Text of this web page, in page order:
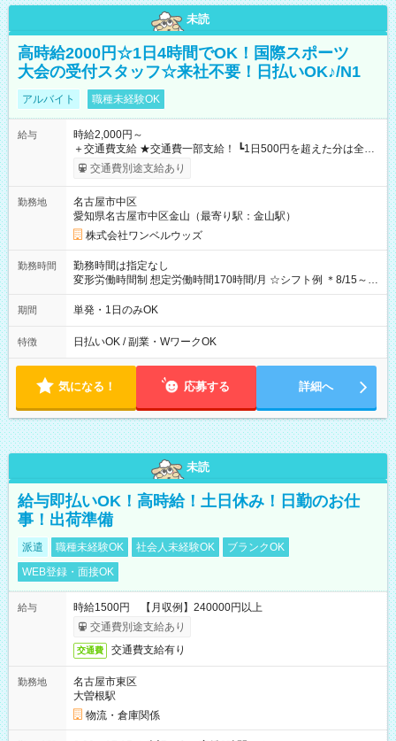
未読
高時給2000円☆1日4時間でOK！国際スポーツ
大会の受付スタッフ☆来社不要！日払いOK♪/N1
アルバイト 職種未経験OK
給与
時給2,000円～
＋交通費支給 ★交通費一部支給！ ┗1日500円を超えた分は全額
支給！ ※往復500円以内の方は自己負担となります ★日払い
OK！（規定あり） ┗働いたその日に現金GET♪ お仕事後はコン
期間なし
交通費別途支給あり
勤務地
名古屋市中区
愛知県名古屋市中区金山（最寄り駅：金山駅）
株式会社ワンベルウッズ
勤務時間
勤務時間は指定なし
変形労働時間制 想定労働時間170時間/月 ☆シフト例 ＊8/15～
10/26 全日共通 08：00～12：00 17：00～21：00 ＊8/31
～9/19のみ下記シフトもあります！ 12：00～16：00 ＊9/6～
00
期間 単発・1日のみOK
特徴 日払いOK / 副業・WワークOK
気になる！ 応募する 詳細へ
未読
給与即払いOK！高時給！土日休み！日勤のお仕
事！出荷準備
派遣 職種未経験OK 社会人未経験OK
ブランクOK
WEB登録・面接OK
給与
時給1500円 【月収例】240000円以上
交通費別途支給あり
交通費 交通費支給有り
勤務地
名古屋市東区
大曽根駅
物流・倉庫関係